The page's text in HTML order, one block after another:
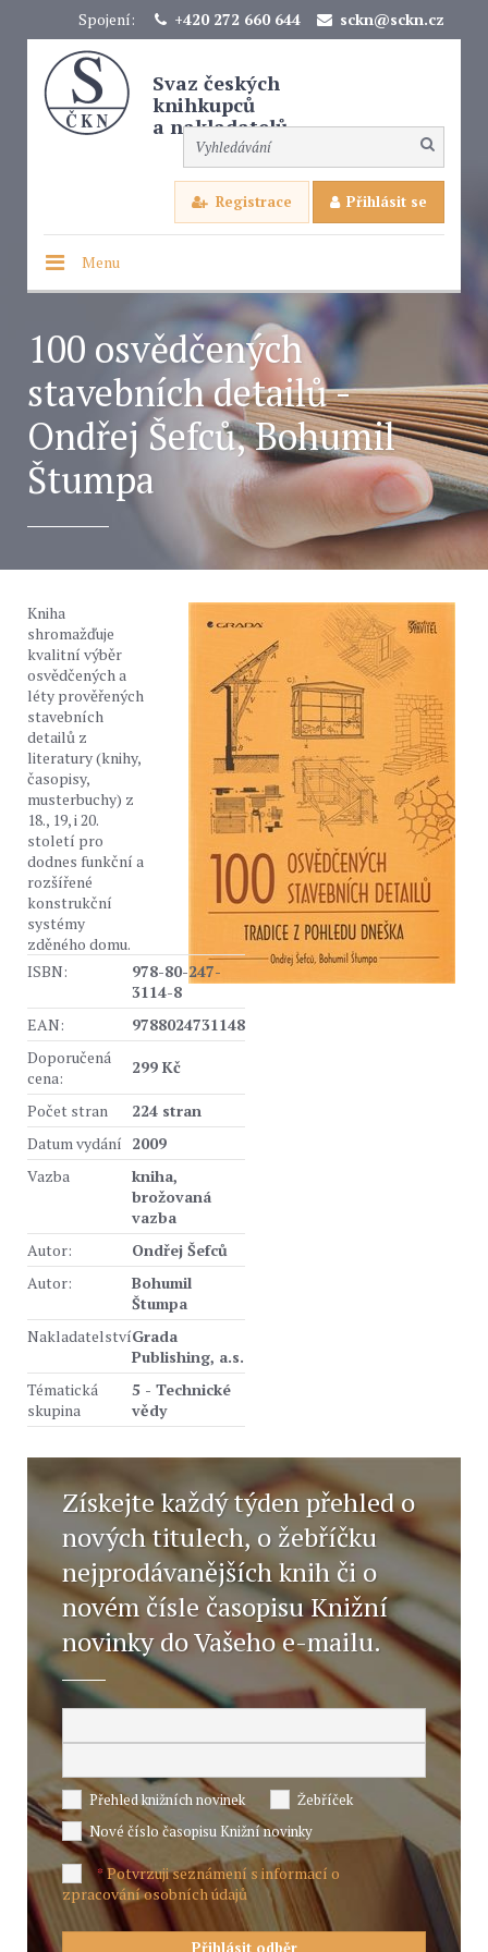
Spojení: +420 272 660 644 sckn@sckn.cz
Svaz českých
knihkupců
a nakladatelů
Registrace Přihlásit se
Menu
100 osvědčených
stavebních detailů -
Ondřej Šefců, Bohumil
Štumpa
Kniha
shromažďuje
kvalitní výběr
osvědčených a
léty prověřených
stavebních
detailů z
literatury (knihy,
časopisy,
musterbuchy) z
18., 19, i 20.
století pro
dodnes funkční a
rozšířené
konstrukční
systémy
zděného domu.
ISBN:
978-80-247-
3114-8
EAN:
9788024731148
Doporučená
cena:
299 Kč
Počet stran
224 stran
Datum vydání 2009
Vazba
kniha,
brožovaná
vazba
Autor:
Ondřej Šefců
Autor:
Bohumil
Štumpa
NakladatelstvíGrada
Publishing, a.s.
Tématická
skupina
5 - Technické
vědy
Získejte každý týden přehled o
nových titulech, o žebříčku
nejprodávanějších knih či o
novém čísle časopisu Knižní
novinky do Vašeho e-mailu.
Přehled knižních novinek
Žebříček
Nové číslo časopisu Knižní novinky
*Potvrzuji seznámení s informací o
zpracování osobních údajů